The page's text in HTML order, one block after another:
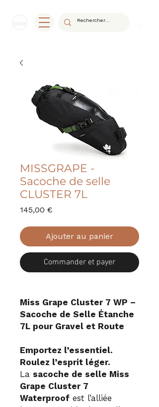
MISSGRAPE -
Sacoche de selle
CLUSTER 7L
145,00 €
Ajouter au panier
Commander et payer
Miss Grape Cluster 7 WP –
Sacoche de Selle Étanche
7L pour Gravel et Route
Emportez l’essentiel.
Roulez l’esprit léger.
La sacoche de selle Miss
Grape Cluster 7
Waterproof est l’alliée